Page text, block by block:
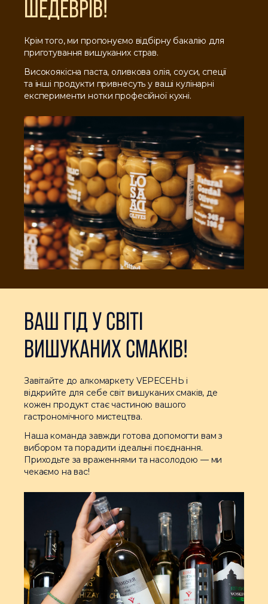
ШЕДЕВРІВ!
Крім того, ми пропонуємо відбірну бакалію для
приготування вишуканих страв.
Високоякісна паста, оливкова олія, соуси, спеції
та інші продукти привнесуть у ваші кулінарні
експерименти нотки професійної кухні.
ВАШ ГІД У СВІТІ
ВИШУКАНИХ СМАКІВ!
Завітайте до алкомаркету VЕРЕСЕНЬ і
відкрийте для себе світ вишуканих смаків, де
кожен продукт стає частиною вашого
гастрономічного мистецтва.
Наша команда завжди готова допомогти вам з
вибором та порадити ідеальні поєднання.
Приходьте за враженнями та насолодою — ми
чекаємо на вас!